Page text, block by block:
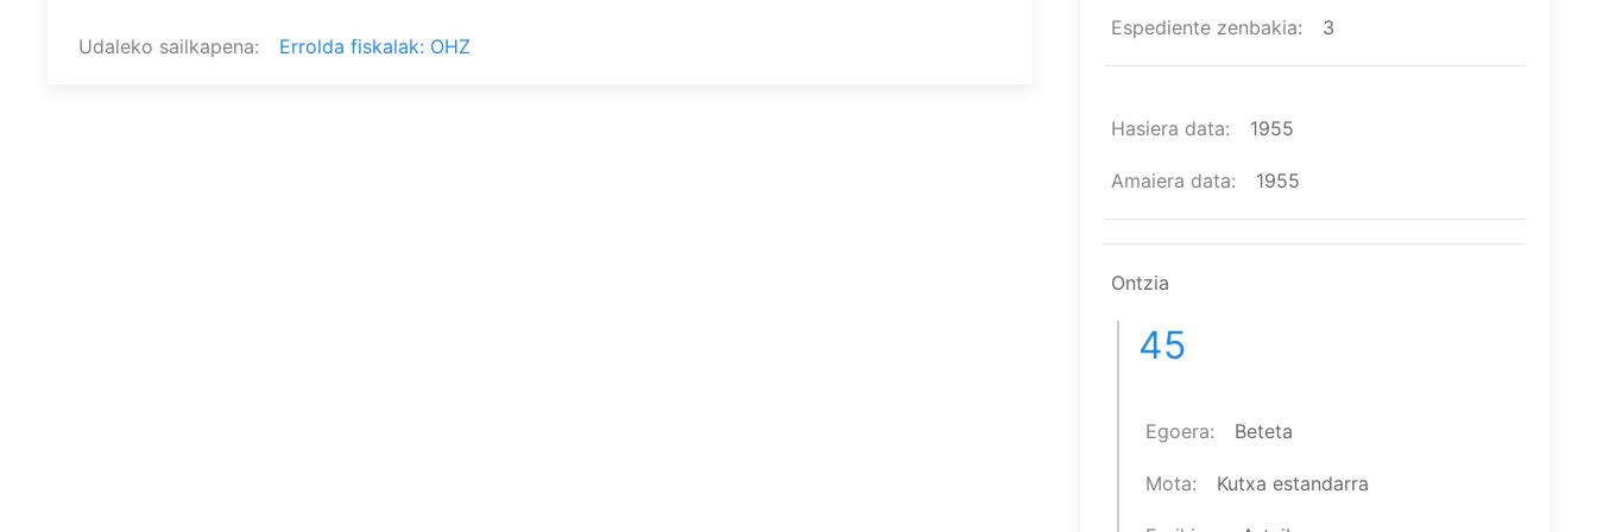
Udaleko sailkapena Errolda fiskalak: OHZ
Espediente zenbakia 3
Hasiera data 1955
Amaiera data 1955
Ontzia
45
Egoera Beteta
Mota Kutxa estandarra